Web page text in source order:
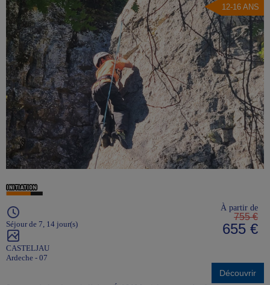
12-16 ANS
Séjour de 7, 14 jour(s)
CASTELJAU
Ardeche - 07
À partir de
755 €
655 €
Découvrir